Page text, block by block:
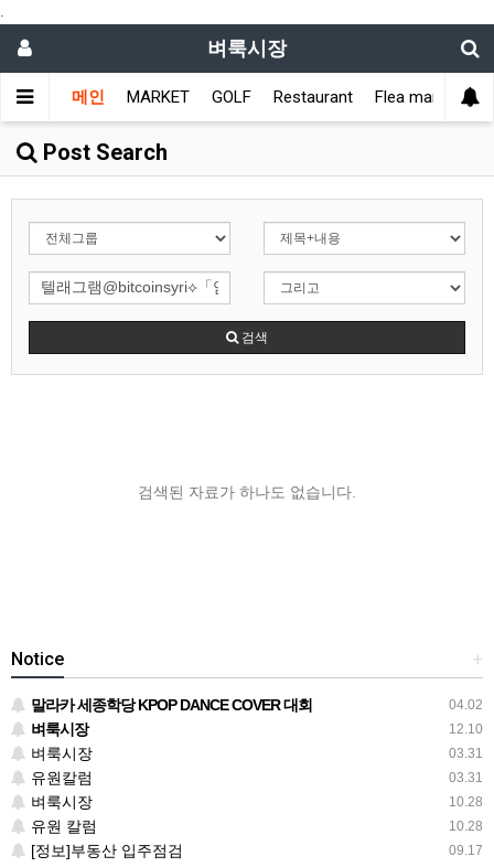
.
벼룩시장
메인 MARKET GOLF Restaurant Flea market
Post Search
검색
검색된 자료가 하나도 없습니다.
+
Notice
04.02
말라카 세종학당 KPOP DANCE COVER 대회
12.10
벼룩시장
03.31
벼룩시장
03.31
유원칼럼
10.28
벼룩시장
10.28
유원 칼럼
09.17
[정보]부동산 입주점검